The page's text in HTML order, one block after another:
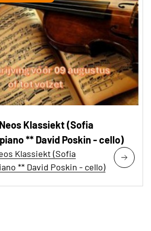
Klassiekt (Sofia
** David Poskin - cello)
Klassiekt (Sofia
** David Poskin - cello)